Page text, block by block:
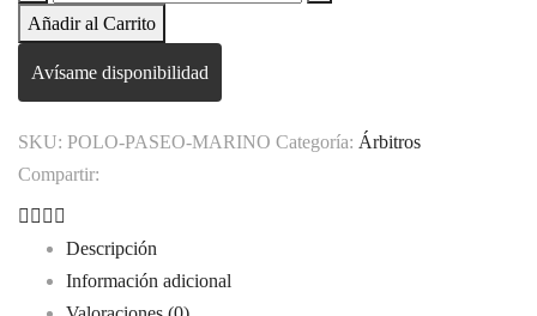
de
Árbitros
de
Manga
Corta
Unisex
Azul
Marino
cantidad
Añadir al Carrito
Avísame disponibilidad
SKU: POLO-PASEO-MARINO Categoría: Árbitros
Compartir:
Descripción
Información adicional